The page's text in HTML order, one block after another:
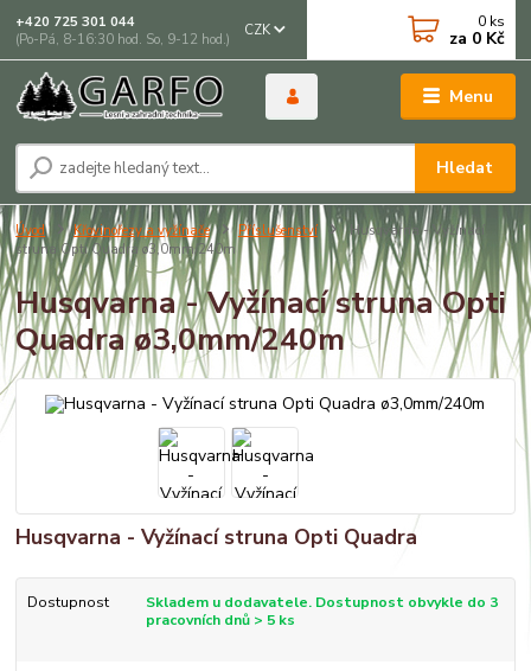
Menu
CZK
Hledat
+420 725 301 044
(Po-Pá, 8-16:30 hod. So, 9-12 hod.)
0 ks
za 0 Kč
Úvod Křovinořezy a vyžínače Příslušenství
Husqvarna - Vyžínací
struna Opti Quadra ø3,0mm/240m
Husqvarna - Vyžínací struna Opti
Quadra ø3,0mm/240m
Husqvarna - Vyžínací struna Opti Quadra
Dostupnost
Skladem u dodavatele. Dostupnost obvykle do 3
pracovních dnů > 5 ks